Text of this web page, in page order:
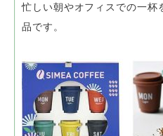
忙しい朝やオフィスでの一杯
品です。